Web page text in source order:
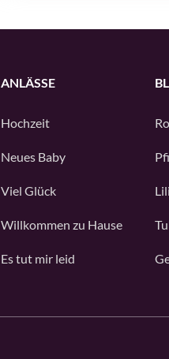
ANLÄSSE
Hochzeit
Neues Baby
Viel Glück
Willkommen zu Hause
Es tut mir leid